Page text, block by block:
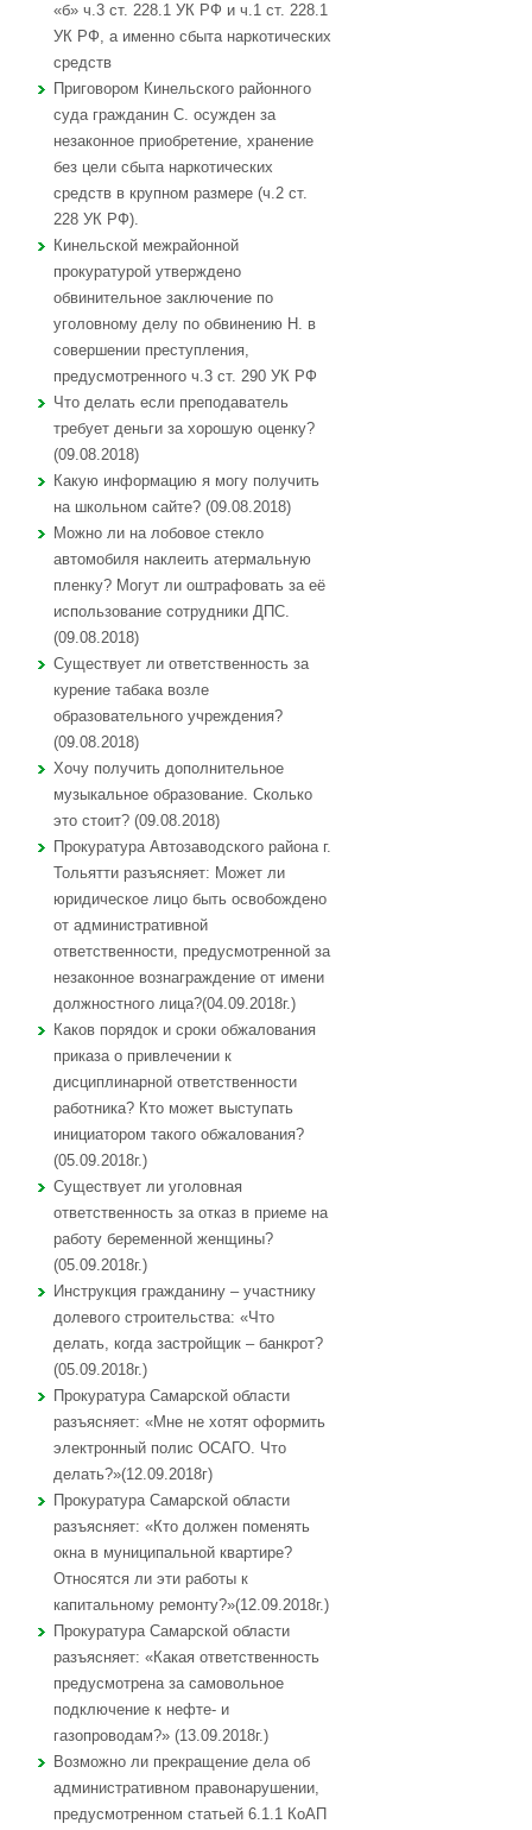
«б» ч.3 ст. 228.1 УК РФ и ч.1 ст. 228.1
УК РФ, а именно сбыта наркотических
средств
Приговором Кинельского районного
суда гражданин С. осужден за
незаконное приобретение, хранение
без цели сбыта наркотических
средств в крупном размере (ч.2 ст.
228 УК РФ).
Кинельской межрайонной
прокуратурой утверждено
обвинительное заключение по
уголовному делу по обвинению Н. в
совершении преступления,
предусмотренного ч.3 ст. 290 УК РФ
Что делать если преподаватель
требует деньги за хорошую оценку?
(09.08.2018)
Какую информацию я могу получить
на школьном сайте? (09.08.2018)
Можно ли на лобовое стекло
автомобиля наклеить атермальную
пленку? Могут ли оштрафовать за её
использование сотрудники ДПС.
(09.08.2018)
Существует ли ответственность за
курение табака возле
образовательного учреждения?
(09.08.2018)
Хочу получить дополнительное
музыкальное образование. Сколько
это стоит? (09.08.2018)
Прокуратура Автозаводского района г.
Тольятти разъясняет: Может ли
юридическое лицо быть освобождено
от административной
ответственности, предусмотренной за
незаконное вознаграждение от имени
должностного лица?(04.09.2018г.)
Каков порядок и сроки обжалования
приказа о привлечении к
дисциплинарной ответственности
работника? Кто может выступать
инициатором такого обжалования?
(05.09.2018г.)
Существует ли уголовная
ответственность за отказ в приеме на
работу беременной женщины?
(05.09.2018г.)
Инструкция гражданину – участнику
долевого строительства: «Что
делать, когда застройщик – банкрот?
(05.09.2018г.)
Прокуратура Самарской области
разъясняет: «Мне не хотят оформить
электронный полис ОСАГО. Что
делать?»(12.09.2018г)
Прокуратура Самарской области
разъясняет: «Кто должен поменять
окна в муниципальной квартире?
Относятся ли эти работы к
капитальному ремонту?»(12.09.2018г.)
Прокуратура Самарской области
разъясняет: «Какая ответственность
предусмотрена за самовольное
подключение к нефте- и
газопроводам?» (13.09.2018г.)
Возможно ли прекращение дела об
административном правонарушении,
предусмотренном статьей 6.1.1 КоАП